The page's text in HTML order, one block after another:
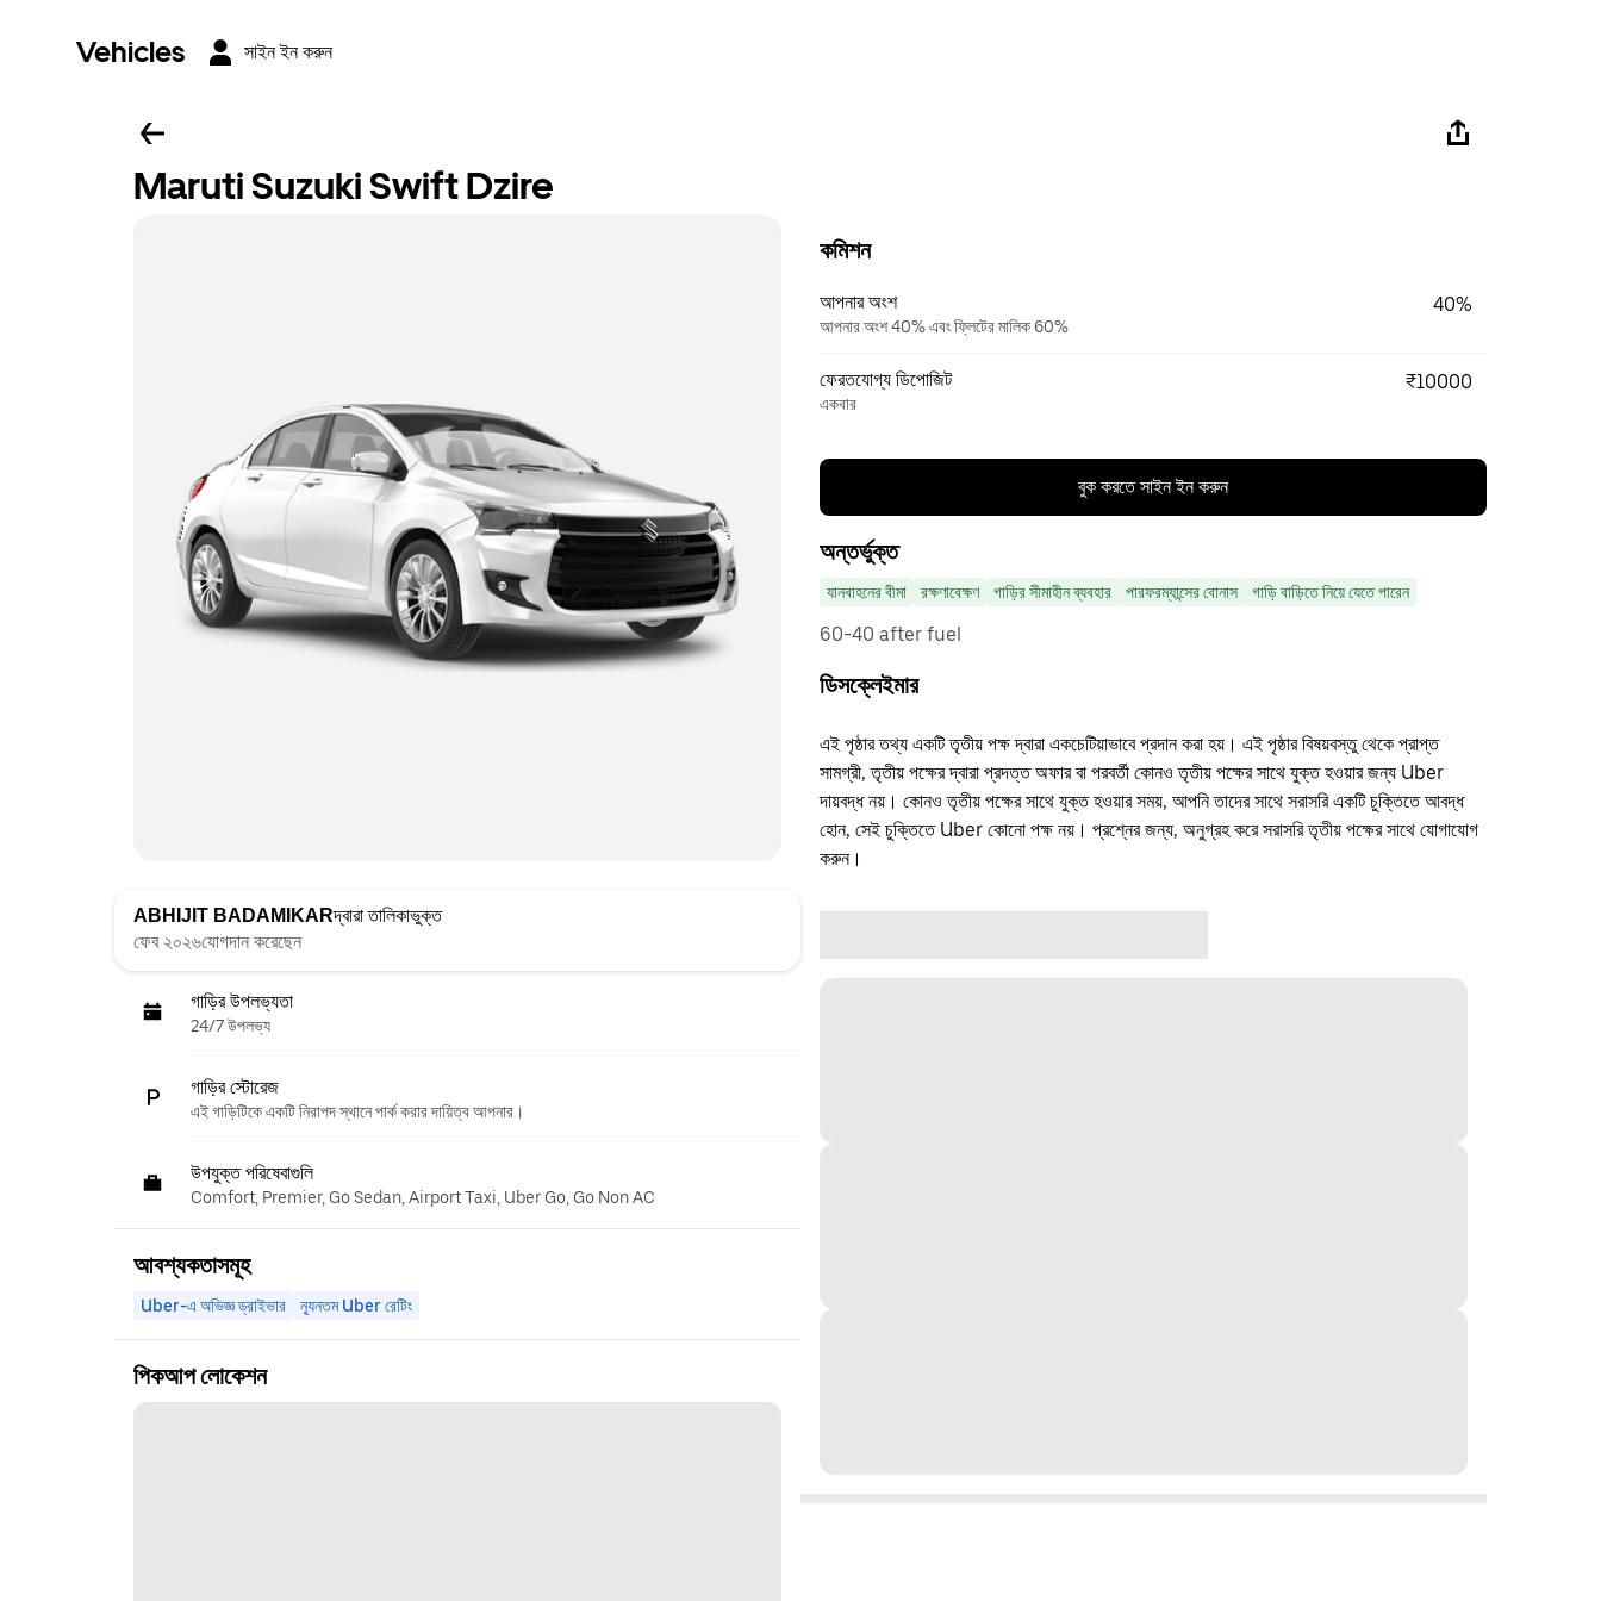
Vehicles সাইন ইন করুন
Maruti Suzuki Swift Dzire
ABHIJIT BADAMIKARদ্বারা তালিকাভুক্ত
ফেব ২০২৬যোগদান করেছেন
গাড়ির উপলভ্যতা
24/7 উপলভ্য
গাড়ির স্টোরেজ
এই গাড়িটিকে একটি নিরাপদ স্থানে পার্ক করার দায়িত্ব আপনার।
উপযুক্ত পরিষেবাগুলি
Comfort, Premier, Go Sedan, Airport Taxi, Uber Go, Go Non AC
আবশ্যকতাসমূহ
Uber-এ অভিজ্ঞ ড্রাইভার ন্যূনতম Uber রেটিং
পিকআপ লোকেশন
কমিশন
আপনার অংশ
আপনার অংশ 40% এবং ফ্লিটের মালিক 60%
40%
ফেরতযোগ্য ডিপোজিট
একবার
₹10000
বুক করতে সাইন ইন করুন
অন্তর্ভুক্ত
যানবাহনের বীমা রক্ষণাবেক্ষণ গাড়ির সীমাহীন ব্যবহার পারফরম্যান্সের বোনাস গাড়ি বাড়িতে নিয়ে যেতে পারেন
60-40 after fuel
ডিসক্লেইমার
এই পৃষ্ঠার তথ্য একটি তৃতীয় পক্ষ দ্বারা একচেটিয়াভাবে প্রদান করা হয়। এই পৃষ্ঠার বিষয়বস্তু থেকে প্রাপ্ত
সামগ্রী, তৃতীয় পক্ষের দ্বারা প্রদত্ত অফার বা পরবর্তী কোনও তৃতীয় পক্ষের সাথে যুক্ত হওয়ার জন্য Uber
দায়বদ্ধ নয়। কোনও তৃতীয় পক্ষের সাথে যুক্ত হওয়ার সময়, আপনি তাদের সাথে সরাসরি একটি চুক্তিতে আবদ্ধ
হোন, সেই চুক্তিতে Uber কোনো পক্ষ নয়। প্রশ্নের জন্য, অনুগ্রহ করে সরাসরি তৃতীয় পক্ষের সাথে যোগাযোগ
করুন।